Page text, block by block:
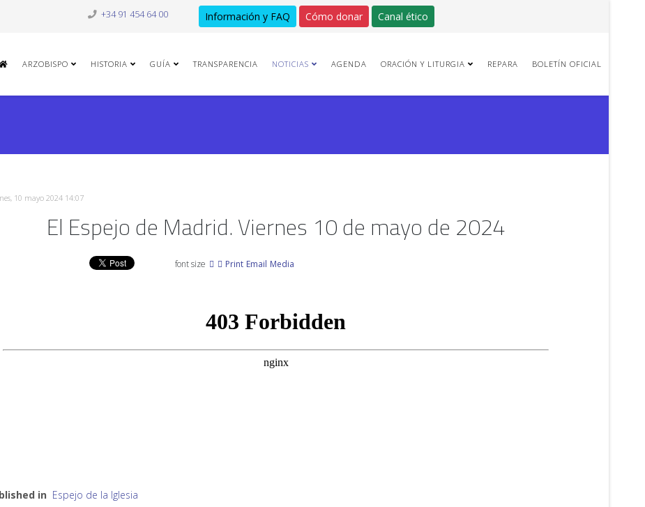
+34 91 454 64 00 Información y FAQ Cómo donar Canal ético
ARZOBISPO HISTORIA GUÍA TRANSPARENCIA NOTICIAS AGENDA ORACIÓN Y LITURGIA REPARA BOLETÍN OFICIAL
10 mayo 2024 14:07
El Espejo de Madrid. Viernes 10 de mayo de 2024
font size Print Email Media
in Espejo de la Iglesia